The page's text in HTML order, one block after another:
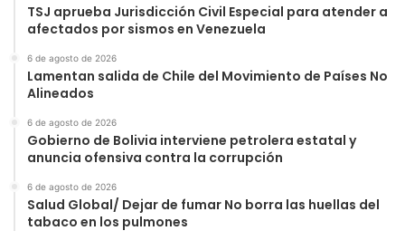
TSJ aprueba Jurisdicción Civil Especial para atender a
afectados por sismos en Venezuela
6 de agosto de 2026
Lamentan salida de Chile del Movimiento de Países No
Alineados
6 de agosto de 2026
Gobierno de Bolivia interviene petrolera estatal y
anuncia ofensiva contra la corrupción
6 de agosto de 2026
Salud Global/ Dejar de fumar No borra las huellas del
tabaco en los pulmones